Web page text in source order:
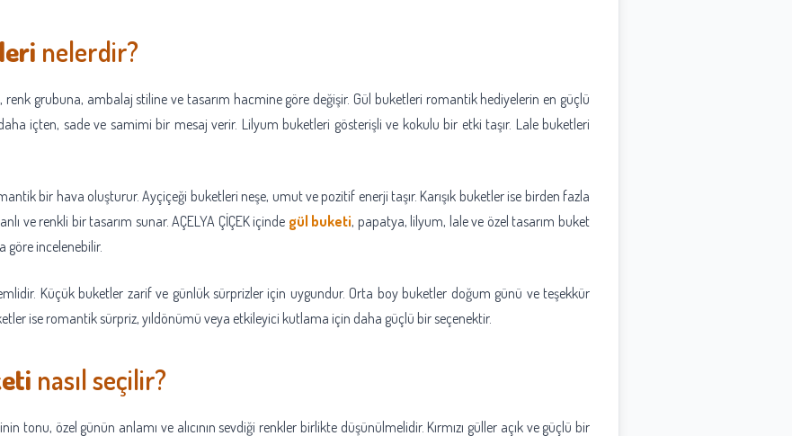
nelerdir?
renk grubuna, ambalaj stiline ve tasarım hacmine göre değişir. Gül buketleri romantik hediyelerin en güçlü
içten, sade ve samimi bir mesaj verir. Lilyum buketleri gösterişli ve kokulu bir etki taşır. Lale buketleri
bir hava oluşturur. Ayçiçeği buketleri neşe, umut ve pozitif enerji taşır. Karışık buketler ise birden fazla
ve renkli bir tasarım sunar. AÇELYA ÇİÇEK içinde gül buketi, papatya, lilyum, lale ve özel tasarım buket
göre incelenebilir.
Küçük buketler zarif ve günlük sürprizler için uygundur. Orta boy buketler doğum günü ve teşekkür
ise romantik sürpriz, yıldönümü veya etkileyici kutlama için daha güçlü bir seçenektir.
nasıl seçilir?
tonu, özel günün anlamı ve alıcının sevdiği renkler birlikte düşünülmelidir. Kırmızı güller açık ve güçlü bir